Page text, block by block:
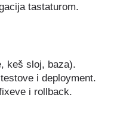
tastaturom.
keš sloj, baza).
i deployment.
i rollback.